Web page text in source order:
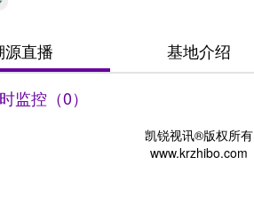
源直播 基地介绍
监控（0）
凯锐视讯®版权所有
www.krzhibo.com